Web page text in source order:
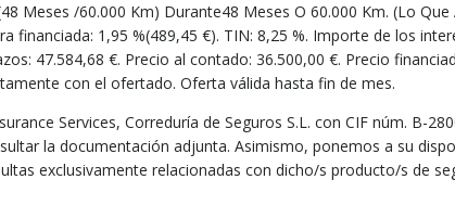
Meses /60.000 Km) Durante48 Meses O 60.000 Km. (Lo
financiada: 1,95 %(489,45 €). TIN: 8,25 %. Importe de los
47.584,68 €. Precio al contado: 36.500,00 €. Precio
con el ofertado. Oferta válida hasta fin de mes.
Services, Correduría de Seguros S.L. con CIF núm. B-
la documentación adjunta. Asimismo, ponemos a su
exclusivamente relacionadas con dicho/s producto/s de